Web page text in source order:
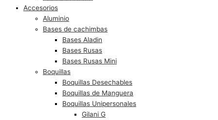
Accesorios
Aluminio
Bases de cachimbas
Bases Aladin
Bases Rusas
Bases Rusas Mini
Boquillas
Boquillas Desechables
Boquillas de Manguera
Boquillas Unipersonales
Gilani G